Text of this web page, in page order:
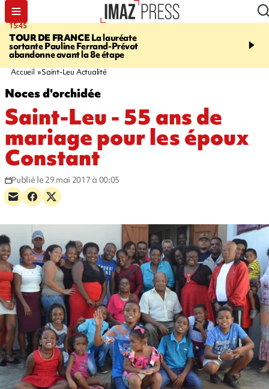
15:45
TOUR DE FRANCELa lauréate
sortante Pauline Ferrand-Prévot
abandonne avant la 8e étape
20:17
routière, concours de
Accueil Saint-Leu Actualité
Noces d'orchidée
Saint-Leu - 55 ans de
mariage pour les époux
Constant
Publié le 29 mai 2017 à 00:05